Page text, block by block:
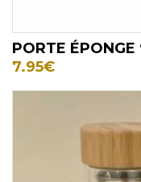
PORTE ÉPONGE
7.95€